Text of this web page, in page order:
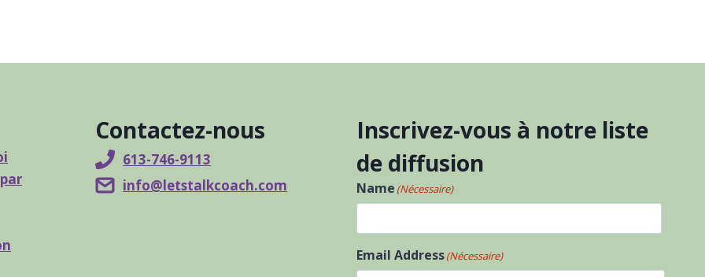
Contactez-nous
613-746-9113
info@letstalkcoach.com
Inscrivez-vous à notre liste
de diffusion
Name (Nécessaire)
Email Address(Nécessaire)